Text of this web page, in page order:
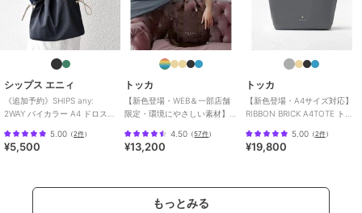
シップス エニィ
《追加予約》SHIPS any:
2WAY バイカラー A4 ドロスト
5.00 （2件）
¥5,500
トッカ
【新色登場・WEB＆一部店舗
限定・環境にやさしい素材】
ー
4.50 （57件）
¥13,200
トッカ
【新色登場・A4サイズ対応】
RIBBON BRICK A4TOTE トー
5.00（2件）
¥19,800
もっとみる